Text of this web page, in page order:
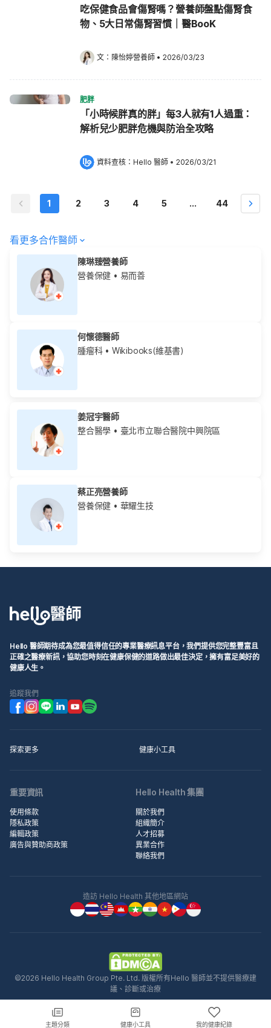
吃保健食品會傷腎嗎？營養師盤點傷腎食
物、5大日常傷腎習慣｜醫BooK
文： 陳怡婷營養師 • 2026/03/23
肥胖
「小時候胖真的胖」每3人就有1人過重：
解析兒少肥胖危機與防治全攻略
資料查核： Hello 醫師 • 2026/03/21
1 2 3 4 5 ... 44
看更多合作醫師
陳琳臻營養師
營養保健 • 易而善
何懷德醫師
腫瘤科• Wikibooks(維基書)
姜冠宇醫師
整合醫學 • 臺北市立聯合醫院中興院區
蔡正亮營養師
營養保健 • 華耀生技
主題分類 健康小工具 我的健康紀錄
Hello 醫師期待成為您最值得信任的專業醫療訊息平台，我們提供您完整豐富且
正確之醫療新訊，協助您時刻在健康保健的道路做出最佳決定，擁有富足美好的
健康人生。
追蹤我們
探索更多 健康小工具
重要資訊
使用條款
隱私政策
編輯政策
廣告與贊助商政策
Hello Health 集團
關於我們
組織簡介
人才招募
異業合作
聯絡我們
造訪 Hello Health 其他地區網站
©2026 Hello Health Group Pte. Ltd. 版權所有Hello 醫師並不提供醫療建
議、診斷或治療